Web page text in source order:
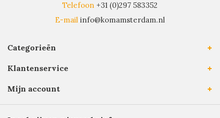
Telefoon +31 (0)297 583352
E-mail info@komamsterdam.nl
Categorieën
Klantenservice
Mijn account